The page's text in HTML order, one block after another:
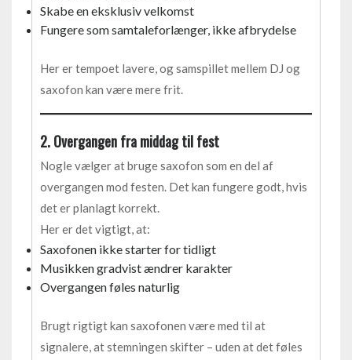
Skabe en eksklusiv velkomst
Fungere som samtaleforlænger, ikke afbrydelse
Her er tempoet lavere, og samspillet mellem DJ og
saxofon kan være mere frit.
2. Overgangen fra middag til fest
Nogle vælger at bruge saxofon som en del af
overgangen mod festen. Det kan fungere godt, hvis
det er planlagt korrekt.
Her er det vigtigt, at:
Saxofonen ikke starter for tidligt
Musikken gradvist ændrer karakter
Overgangen føles naturlig
Brugt rigtigt kan saxofonen være med til at
signalere, at stemningen skifter – uden at det føles